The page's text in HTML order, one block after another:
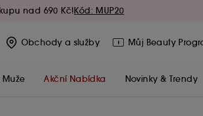
nad 690 Kč!Kód: MUP20
Obchody a služby Můj Beauty
Muže Akční Nabídka Novinky & Trendy